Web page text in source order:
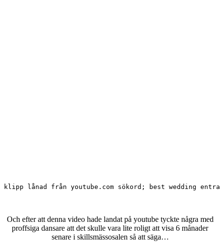
klipp lånad från youtube.com sökord; best wedding
Och efter att denna video hade landat på youtube tyckte några med
proffsiga dansare att det skulle vara lite roligt att visa 6 månader
senare i skillsmässosalen så att säga…